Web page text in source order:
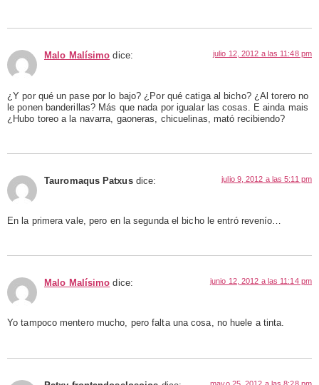
Malo Malísimo dice: julio 12, 2012 a las 11:48 pm
¿Y por qué un pase por lo bajo? ¿Por qué catiga al bicho? ¿Al torero no
le ponen banderillas? Más que nada por igualar las cosas. E ainda mais
¿Hubo toreo a la navarra, gaoneras, chicuelinas, mató recibiendo?
Tauromaqus Patxus dice: julio 9, 2012 a las 5:11 pm
En la primera vale, pero en la segunda el bicho le entró revenío…
Malo Malísimo dice: junio 12, 2012 a las 11:14 pm
Yo tampoco mentero mucho, pero falta una cosa, no huele a tinta.
mayo 25, 2012 a las 8:28 pm